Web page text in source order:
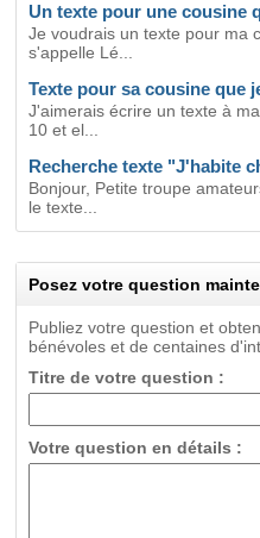
Un texte pour une cousine
Je voudrais un texte pour ma
s'appelle Lé...
Texte pour sa cousine que
J'aimerais écrire un texte à
10 et el...
Recherche texte "J'habite
Bonjour, Petite troupe
le texte...
Posez votre question
Publiez votre question et
bénévoles et de centaines
Titre de votre question :
Votre question en détails :